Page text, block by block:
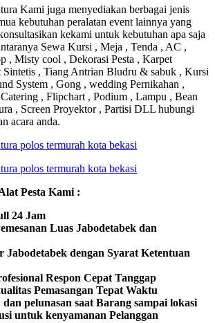
Kami juga menyediakan berbagai jenis
kebutuhan peralatan event lainnya yang
kekami untuk kebutuhan apa saja
Sewa Kursi , Meja , Tenda , AC ,
, Misty cool , Dekorasi Pesta , Karpet
Sintetis , Tiang Antrian Bludru & sabuk , Kursi
System , Gong , wedding Pernikahan ,
, Flipchart , Podium , Lampu , Bean
, Screen Proyektor , Partisi DLL hubungi
acara anda.
Pesta Kami :
24 Jam
Luas Jabodetabek dan
Jabodetabek dengan Syarat Ketentuan
Respon Cepat Tanggap
Pemasangan Tepat Waktu
pelunasan saat Barang sampai lokasi
untuk kenyamanan Pelanggan